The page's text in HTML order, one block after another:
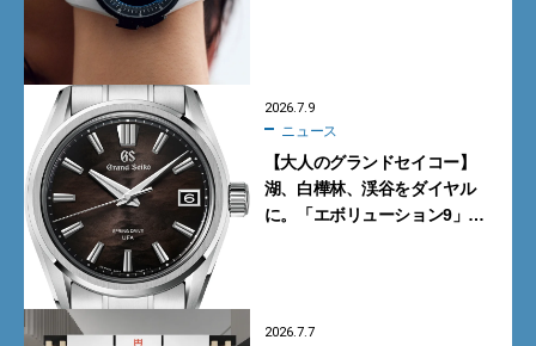
2026.7.9
ニュース
【大人のグランドセイコー】
湖、白樺林、渓谷をダイヤル
に。「エボリューション9」の
2026.7.7